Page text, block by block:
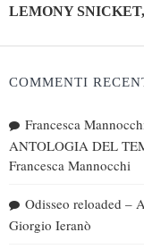
LEMONY
COMMENTI
Francesca
ANTOLOGIA DEL
Francesca Mannocchi
Odisseo reloaded –
Giorgio Ieranò